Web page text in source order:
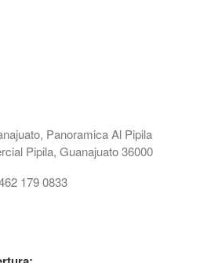
Panoramica Al Pipila
Pipila, Guanajuato 36000
179 0833